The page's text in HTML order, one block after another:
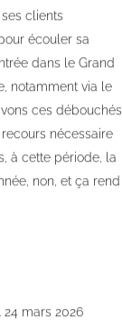
clients
écouler sa
dans le Grand
notamment via le
ces débouchés
nécessaire
à cette période, la
non, et ça rend
24 mars 2026